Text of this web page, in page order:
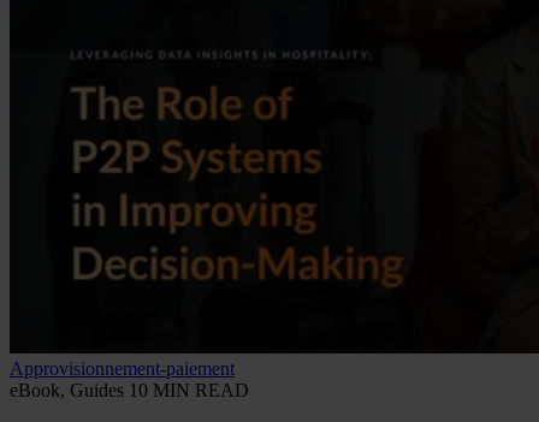
Approvisionnement-paiement
eBook, Guides 10 MIN READ